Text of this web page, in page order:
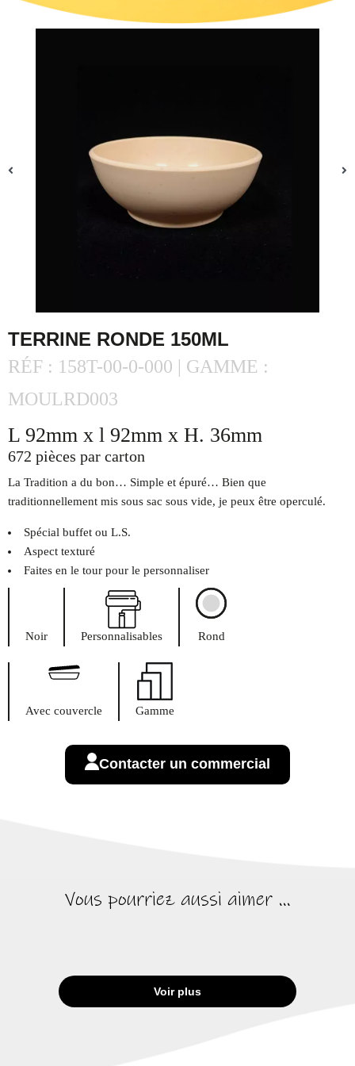
TERRINE RONDE 150ML
RÉF : 158T-00-0-000 | GAMME :
MOULRD003
L 92mm x l 92mm x H. 36mm
672 pièces par carton
La Tradition a du bon… Simple et épuré… Bien que
traditionnellement mis sous sac sous vide, je peux être operculé.
Spécial buffet ou L.S.
Aspect texturé
Faites en le tour pour le personnaliser
Noir Personnalisables Rond
Avec couvercle Gamme
Contacter un commercial
Vous pourriez aussi aimer ...
Voir plus